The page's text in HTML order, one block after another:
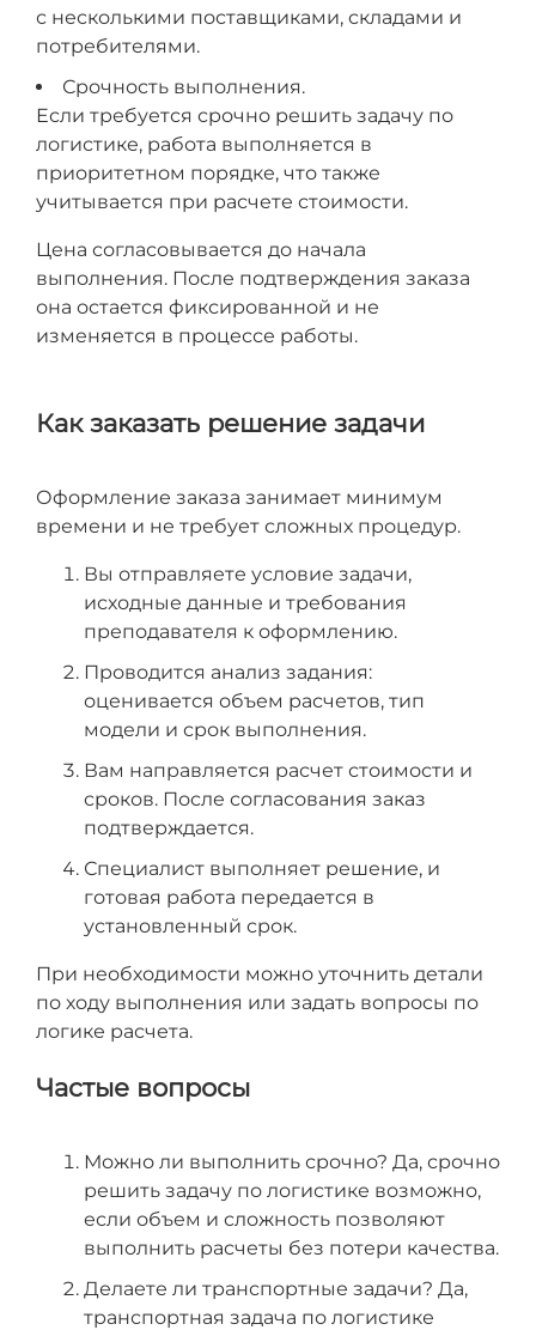
с несколькими поставщиками, складами и
потребителями.
Срочность выполнения.
Если требуется срочно решить задачу по
логистике, работа выполняется в
приоритетном порядке, что также
учитывается при расчете стоимости.
Цена согласовывается до начала
выполнения. После подтверждения заказа
она остается фиксированной и не
изменяется в процессе работы.
Как заказать решение задачи
Оформление заказа занимает минимум
времени и не требует сложных процедур.
Вы отправляете условие задачи,
исходные данные и требования
преподавателя к оформлению.
Проводится анализ задания:
оценивается объем расчетов, тип
модели и срок выполнения.
Вам направляется расчет стоимости и
сроков. После согласования заказ
подтверждается.
Специалист выполняет решение, и
готовая работа передается в
установленный срок.
При необходимости можно уточнить детали
по ходу выполнения или задать вопросы по
логике расчета.
Частые вопросы
Можно ли выполнить срочно? Да, срочно
решить задачу по логистике возможно,
если объем и сложность позволяют
выполнить расчеты без потери качества.
Делаете ли транспортные задачи? Да,
транспортная задача по логистике